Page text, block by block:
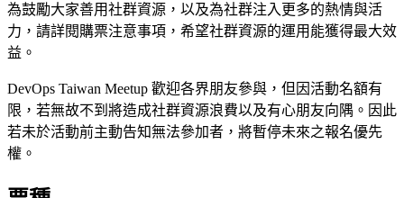
為鼓勵大家善用社群資源，以及為社群注入更多的熱情與活
力，請詳閱購票注意事項，希望社群資源的運用能獲得最大效
益。
DevOps Taiwan Meetup 歡迎各界朋友參與，但因活動名額有
限，若無故不到將造成社群資源浪費以及有心朋友向隅。因此
若未於活動前主動告知無法參加者，將暫停未來之報名優先
權。